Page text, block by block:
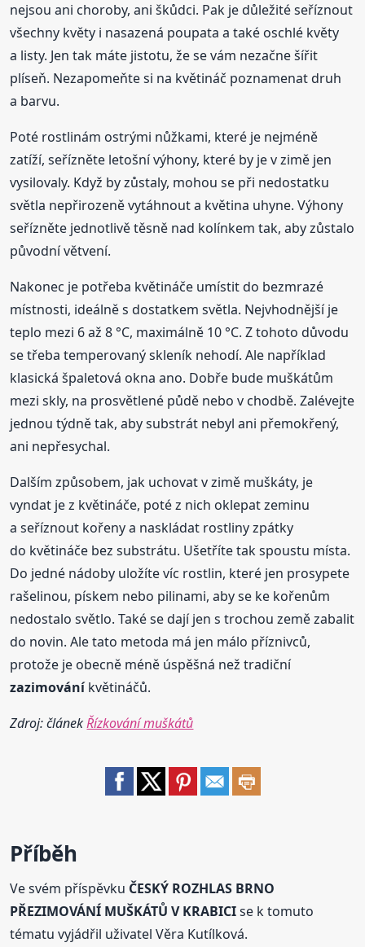
nejsou ani choroby, ani škůdci. Pak je důležité seříznout
všechny květy i nasazená poupata a také oschlé květy
a listy. Jen tak máte jistotu, že se vám nezačne šířit
plíseň. Nezapomeňte si na květináč poznamenat druh
a barvu.
Poté rostlinám ostrými nůžkami, které je nejméně
zatíží, seřízněte letošní výhony, které by je v zimě jen
vysilovaly. Když by zůstaly, mohou se při nedostatku
světla nepřirozeně vytáhnout a květina uhyne. Výhony
seřízněte jednotlivě těsně nad kolínkem tak, aby zůstalo
původní větvení.
Nakonec je potřeba květináče umístit do bezmrazé
místnosti, ideálně s dostatkem světla. Nejvhodnější je
teplo mezi 6 až 8 °C, maximálně 10 °C. Z tohoto důvodu
se třeba temperovaný skleník nehodí. Ale například
klasická špaletová okna ano. Dobře bude muškátům
mezi skly, na prosvětlené půdě nebo v chodbě. Zalévejte
jednou týdně tak, aby substrát nebyl ani přemokřený,
ani nepřesychal.
Dalším způsobem, jak uchovat v zimě muškáty, je
vyndat je z květináče, poté z nich oklepat zeminu
a seříznout kořeny a naskládat rostliny zpátky
do květináče bez substrátu. Ušetříte tak spoustu místa.
Do jedné nádoby uložíte víc rostlin, které jen prosypete
rašelinou, pískem nebo pilinami, aby se ke kořenům
nedostalo světlo. Také se dají jen s trochou země zabalit
do novin. Ale tato metoda má jen málo příznivců,
protože je obecně méně úspěšná než tradiční
zazimováníkvětináčů.
Zdroj: článekŘízkování muškátů
Příběh
Ve svém příspěvku ČESKÝ ROZHLAS BRNO
PŘEZIMOVÁNÍ MUŠKÁTŮ V KRABICIse k tomuto
tématu vyjádřil uživatel Věra Kutílková.